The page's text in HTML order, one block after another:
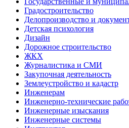
Градостроительство
Делопроизводство и
Детская психология
Дизайн
Дорожное строительство
ЖКХ
Журналистика и СМИ
Закупочная деятельность
Землеустройство и кадастр
Инженерам
Инженерно-технические
Инженерные изыскания
Инженерные системы